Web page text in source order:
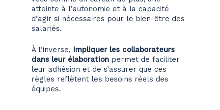
atteinte à l’autonomie et à la capacité
d’agir si nécessaires pour le bien-être des
salariés.
À l’inverse, impliquer les collaborateurs
dans leur élaboration permet de faciliter
leur adhésion et de s’assurer que ces
règles reflètent les besoins réels des
équipes.